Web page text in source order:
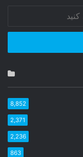
8,852
2,371
2,236
863